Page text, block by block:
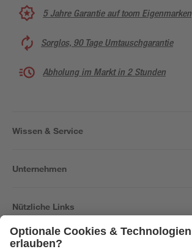
5 Jahre Garantie auf toom Eigenmarken
Sorglos, 90 Tage Umtauschgarantie
Abholung im Markt in 2 Stunden
Wissen & Service
Unternehmen
Nützliche Links